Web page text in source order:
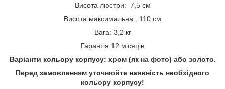
Висота люстри: 7,5 см
Висота максимальна: 110 см
Вага: 3,2 кг
Гарантія 12 місяців
Варіанти кольору корпусу: хром (як на фото) або золото.
Перед замовленням уточнюйте наявність необхідного
кольору корпусу!